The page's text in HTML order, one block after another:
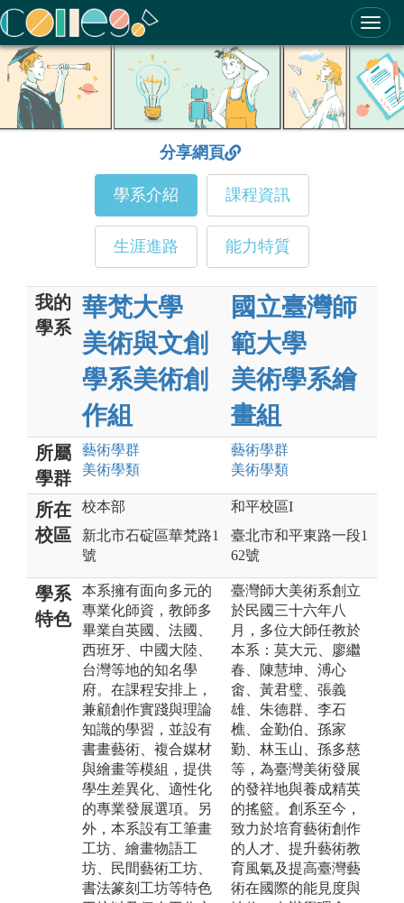
ColleGo! 大學選才與高中育才輔助系統
分享網頁
學系介紹 課程資訊
生涯進路 能力特質
我的
學系
華梵大學
美術與文創
學系美術創
作組
國立臺灣師
範大學
美術學系繪
畫組
所屬
學群
藝術學群
美術學類
藝術學群
美術學類
所在
校區
校本部
新北市石碇區華梵路1
號
和平校區I
臺北市和平東路一段1
62號
學系
特色
本系擁有面向多元的
專業化師資，教師多
畢業自英國、法國、
西班牙、中國大陸、
台灣等地的知名學
府。在課程安排上，
兼顧創作實踐與理論
知識的學習，並設有
書畫藝術、複合媒材
與繪畫等模組，提供
學生差異化、適性化
的專業發展選項。另
外，本系設有工筆畫
工坊、繪畫物語工
坊、民間藝術工坊、
書法篆刻工坊等特色
臺灣師大美術系創立
於民國三十六年八
月，多位大師任教於
本系：莫大元、廖繼
春、陳慧坤、溥心
畬、黃君璧、張義
雄、朱德群、李石
樵、金勤伯、孫家
勤、林玉山、孫多慈
等，為臺灣美術發展
的發祥地與養成精英
的搖籃。創系至今，
致力於培育藝術創作
的人才、提升藝術教
育風氣及提高臺灣藝
術在國際的能見度與